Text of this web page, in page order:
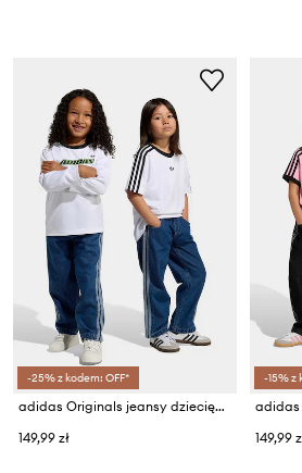
-25% z kodem: OFF*
adidas Originals jeansy dziecięce
149,99 zł
-15% z
149,99